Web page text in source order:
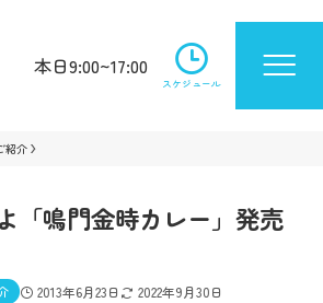
本日9:00~17:00
スケジュール
紹介
「鳴門金時カレー」発売
2013年6月23日 2022年9月30日